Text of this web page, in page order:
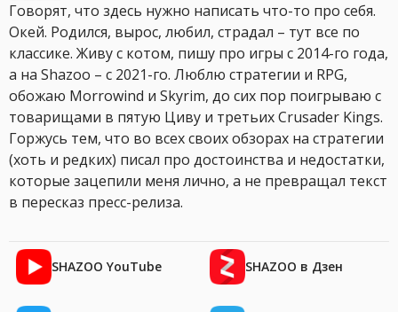
Говорят, что здесь нужно написать что-то про себя.
Окей. Родился, вырос, любил, страдал – тут все по
классике. Живу с котом, пишу про игры с 2014-го года,
а на Shazoo – с 2021-го. Люблю стратегии и RPG,
обожаю Morrowind и Skyrim, до сих пор поигрываю с
товарищами в пятую Циву и третьих Crusader Kings.
Горжусь тем, что во всех своих обзорах на стратегии
(хоть и редких) писал про достоинства и недостатки,
которые зацепили меня лично, а не превращал текст
в пересказ пресс-релиза.
SHAZOO YouTube SHAZOO в Дзен